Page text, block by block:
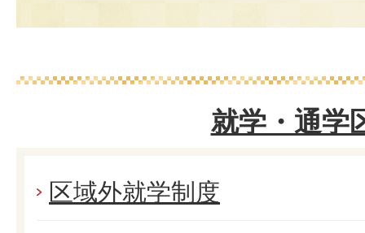
就学・通学
区域外就学制度